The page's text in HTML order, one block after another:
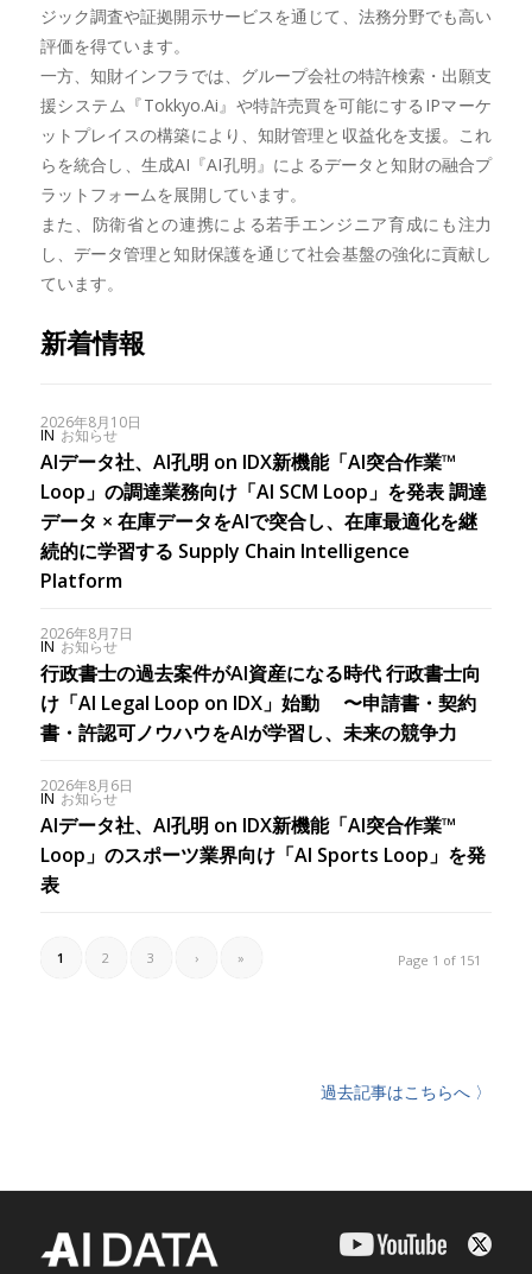
ジック調査や証拠開示サービスを通じて、法務分野でも高い
評価を得ています。
一方、知財インフラでは、グループ会社の特許検索・出願支
援システム『Tokkyo.Ai』や特許売買を可能にするIPマーケ
ットプレイスの構築により、知財管理と収益化を支援。これ
らを統合し、生成AI『AI孔明』によるデータと知財の融合プ
ラットフォームを展開しています。
また、防衛省との連携による若手エンジニア育成にも注力
し、データ管理と知財保護を通じて社会基盤の強化に貢献し
ています。
新着情報
2026年8月10日
IN お知らせ
AIデータ社、AI孔明 on IDX新機能「AI突合作業™
Loop」の調達業務向け「AI SCM Loop」を発表 調達
データ × 在庫データをAIで突合し、在庫最適化を継
続的に学習する Supply Chain Intelligence
Platform
2026年8月7日
IN お知らせ
行政書士の過去案件がAI資産になる時代 行政書士向
け「AI Legal Loop on IDX」始動 〜申請書・契約
書・許認可ノウハウをAIが学習し、未来の競争力
2026年8月6日
IN お知らせ
AIデータ社、AI孔明 on IDX新機能「AI突合作業™︎
Loop」のスポーツ業界向け「AI Sports Loop」を発
表
Page 1 of 151
1 2 3 › »
過去記事はこちらへ 〉